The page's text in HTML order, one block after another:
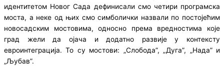
идентитетом Новог Сада дефинисали смо четири програмска
моста, а неке од њих смо симболички назвали по постојећим
новосадским мостовима, односно према вредностима које
град жели да ојача и додатно развије у контексту
евроинтеграција. То су мостови: „Слобода”, „Дуга”, „Нада” и
„Љубав”.